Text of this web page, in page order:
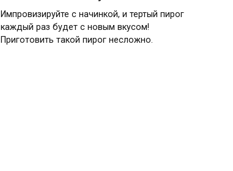
Импровизируйте с начинкой, и тертый пирог
каждый раз будет с новым вкусом!
Приготовить такой пирог несложно.